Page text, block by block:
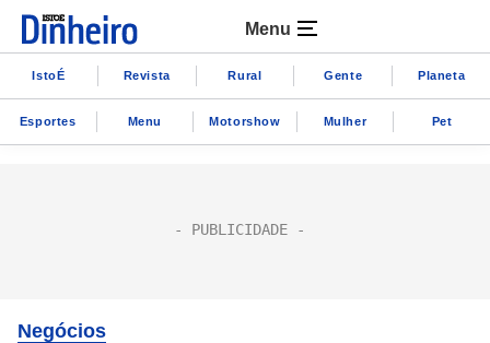
Menu
IstoÉ Revista Rural Gente Planeta
Esportes Menu Motorshow Mulher Pet
Negócios